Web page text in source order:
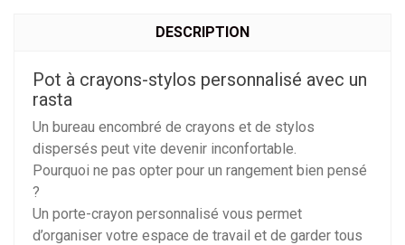
DESCRIPTION
Pot à crayons-stylos personnalisé avec un
rasta
Un bureau encombré de crayons et de stylos
dispersés peut vite devenir inconfortable.
Pourquoi ne pas opter pour un rangement bien pensé
?
Un porte-crayon personnalisé vous permet
d’organiser votre espace de travail et de garder tous